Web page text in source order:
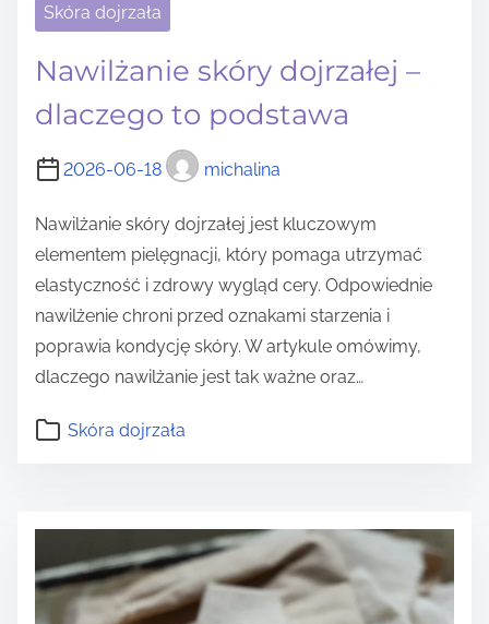
Skóra dojrzała
Nawilżanie skóry dojrzałej –
dlaczego to podstawa
2026-06-18 michalina
Nawilżanie skóry dojrzałej jest kluczowym
elementem pielęgnacji, który pomaga utrzymać
elastyczność i zdrowy wygląd cery. Odpowiednie
nawilżenie chroni przed oznakami starzenia i
poprawia kondycję skóry. W artykule omówimy,
dlaczego nawilżanie jest tak ważne oraz…
Skóra dojrzała